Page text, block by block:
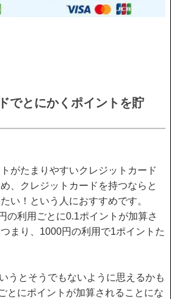
でとにかくポイントを貯
がたまりやすいクレジットカード
、クレジットカードを持つならと
い！という人におすすめです。
の利用ごとに0.1ポイントが加算さ
まり、1000円の利用で1ポイントた
うとそうでもないように思えるかも
とにポイントが加算されることにな